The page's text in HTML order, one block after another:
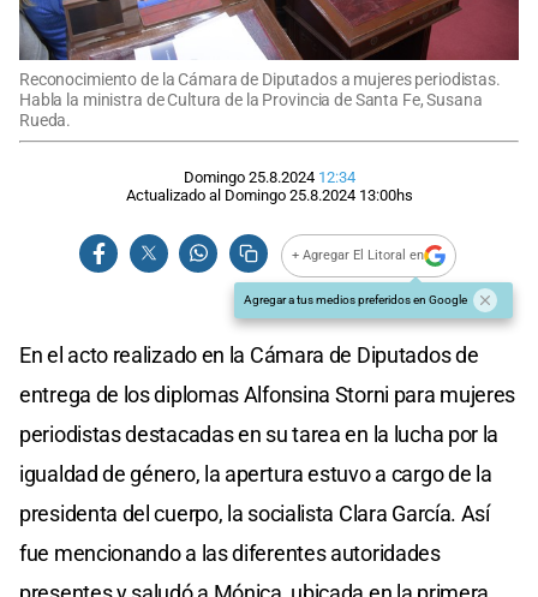
Reconocimiento de la Cámara de Diputados a mujeres periodistas.
Habla la ministra de Cultura de la Provincia de Santa Fe, Susana
Rueda.
Domingo 25.8.2024 12:34
Actualizado al Domingo 25.8.2024 13:00hs
+ Agregar El Litoral en
Agregar a tus medios preferidos en Google
En el acto realizado en la Cámara de Diputados de
entrega de los diplomas Alfonsina Storni para mujeres
periodistas destacadas en su tarea en la lucha por la
igualdad de género, la apertura estuvo a cargo de la
presidenta del cuerpo, la socialista Clara García. Así
fue mencionando a las diferentes autoridades